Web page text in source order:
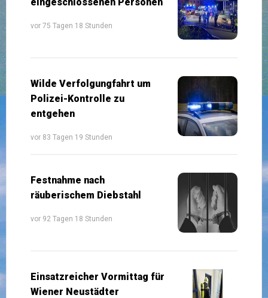
vor 75 Tagen 18 Stunden
Wilde Verfolgungfahrt um
Polizei-Kontrolle zu
entgehen
vor 83 Tagen 19 Stunden
Festnahme nach
räuberischem Diebstahl
vor 92 Tagen 18 Stunden
Einsatzreicher Vormittag für
Wiener Neustädter